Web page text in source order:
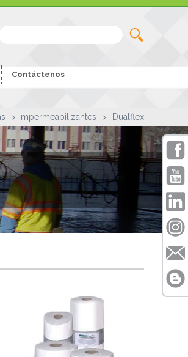
Contáctenos
Impermeabilizantes Dualflex